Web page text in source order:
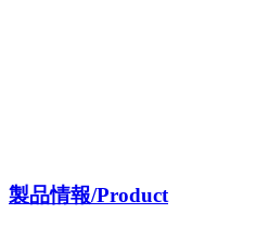
製品情報/Product